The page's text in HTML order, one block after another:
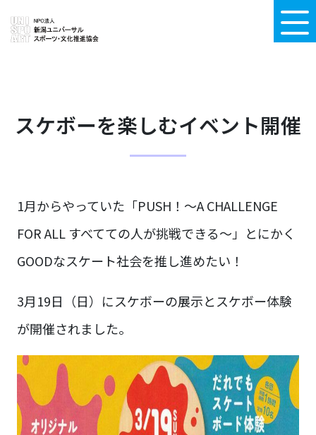
スケボーを楽しむイベント開催
1月からやっていた「PUSH！〜A CHALLENGE
FOR ALL すべてての人が挑戦できる〜」とにかく
GOODなスケート社会を推し進めたい！
3月19日（日）にスケボーの展示とスケボー体験
が開催されました。